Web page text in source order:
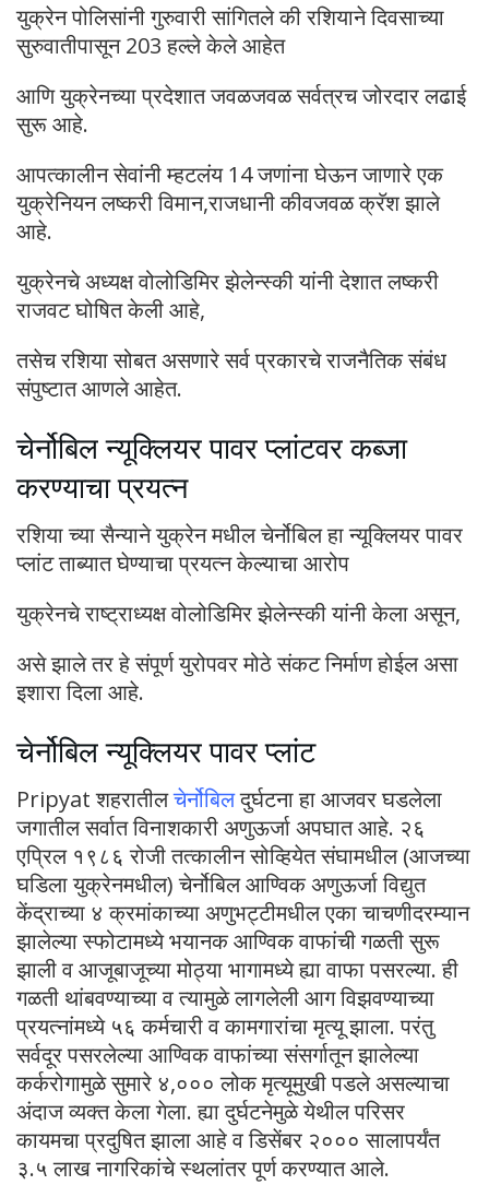
युक्रेन पोलिसांनी गुरुवारी सांगितले की रशियाने दिवसाच्या
सुरुवातीपासून 203 हल्ले केले आहेत
आणि युक्रेनच्या प्रदेशात जवळजवळ सर्वत्रच जोरदार लढाई
सुरू आहे.
आपत्कालीन सेवांनी म्हटलंय 14 जणांना घेऊन जाणारे एक
युक्रेनियन लष्करी विमान,राजधानी कीवजवळ क्रॅश झाले
आहे.
युक्रेनचे अध्यक्ष वोलोडिमिर झेलेन्स्की यांनी देशात लष्करी
राजवट घोषित केली आहे,
तसेच रशिया सोबत असणारे सर्व प्रकारचे राजनैतिक संबंध
संपुष्टात आणले आहेत.
चेर्नोबिल न्यूक्लियर पावर प्लांटवर कब्जा
करण्याचा प्रयत्न
रशिया च्या सैन्याने युक्रेन मधील चेर्नोबिल हा न्यूक्लियर पावर
प्लांट ताब्यात घेण्याचा प्रयत्न केल्याचा आरोप
युक्रेनचे राष्ट्राध्यक्ष वोलोडिमिर झेलेन्स्की यांनी केला असून,
असे झाले तर हे संपूर्ण युरोपवर मोठे संकट निर्माण होईल असा
इशारा दिला आहे.
चेर्नोबिल न्यूक्लियर पावर प्लांट
Pripyat शहरातीलचेर्नोबिलदुर्घटना हा आजवर घडलेला
जगातील सर्वात विनाशकारी अणुऊर्जा अपघात आहे. २६
एप्रिल १९८६ रोजी तत्कालीन सोव्हियेत संघामधील (आजच्या
घडिला युक्रेनमधील) चेर्नोबिल आण्विक अणुऊर्जा विद्युत
केंद्राच्या ४ क्रमांकाच्या अणुभट्टीमधील एका चाचणीदरम्यान
झालेल्या स्फोटामध्ये भयानक आण्विक वाफांची गळती सुरू
झाली व आजूबाजूच्या मोठ्या भागामध्ये ह्या वाफा पसरल्या. ही
गळती थांबवण्याच्या व त्यामुळे लागलेली आग विझवण्याच्या
प्रयत्नांमध्ये ५६ कर्मचारी व कामगारांचा मृत्यू झाला. परंतु
सर्वदूर पसरलेल्या आण्विक वाफांच्या संसर्गातून झालेल्या
कर्करोगामुळे सुमारे ४,००० लोक मृत्यूमुखी पडले असल्याचा
अंदाज व्यक्त केला गेला. ह्या दुर्घटनेमुळे येथील परिसर
कायमचा प्रदुषित झाला आहे व डिसेंबर २००० सालापर्यंत
३.५ लाख नागरिकांचे स्थलांतर पूर्ण करण्यात आले.